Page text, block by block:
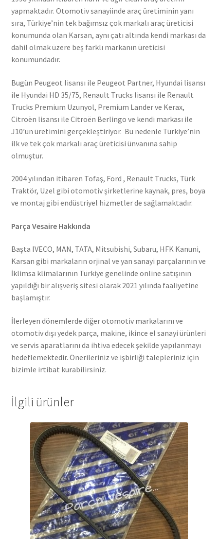
yapmaktadır. Otomotiv sanayiinde araç üretiminin yanı
sıra, Türkiye’nin tek bağımsız çok markalı araç üreticisi
konumunda olan Karsan, aynı çatı altında kendi markası da
dahil olmak üzere beş farklı markanın üreticisi
konumundadır.
Bugün Peugeot lisansı ile Peugeot Partner, Hyundai lisansı
ile Hyundai HD 35/75, Renault Trucks lisansı ile Renault
Trucks Premium Uzunyol, Premium Lander ve Kerax,
Citroën lisansı ile Citroën Berlingo ve kendi markası ile
J10’un üretimini gerçekleştiriyor. Bu nedenle Türkiye’nin
ilk ve tek çok markalı araç üreticisi ünvanına sahip
olmuştur.
2004 yılından itibaren Tofaş, Ford , Renault Trucks, Türk
Traktör, Uzel gibi otomotiv şirketlerine kaynak, pres, boya
ve montaj gibi endüstriyel hizmetler de sağlamaktadır.
Parça Vesaire Hakkında
Başta IVECO, MAN, TATA, Mitsubishi, Subaru, HFK Kanuni,
Karsan gibi markaların orjinal ve yan sanayi parçalarının ve
İklimsa klimalarının Türkiye genelinde online satışının
yapıldığı bir alışveriş sitesi olarak 2021 yılında faaliyetine
başlamıştır.
İlerleyen dönemlerde diğer otomotiv markalarını ve
otomotiv dışı yedek parça, makine, ikince el sanayi ürünleri
ve servis aparatlarını da ihtiva edecek şekilde yapılanmayı
hedeflemektedir. Önerileriniz ve işbirliği talepleriniz için
bizimle irtibat kurabilirsiniz.
İlgili ürünler